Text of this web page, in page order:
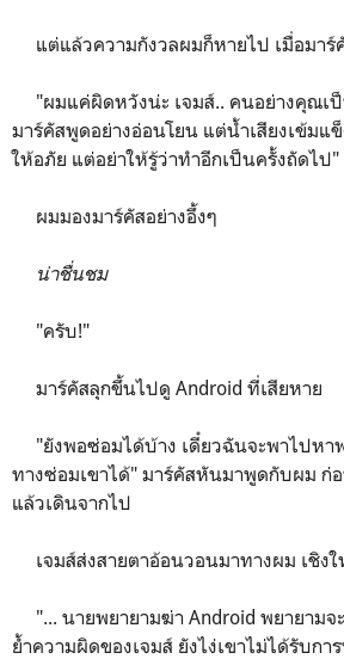
แต่แล้วความกังวลผมก็หายไป เมื่อมาร์
"ผมแค่ผิดหวังน่ะ เจมส์.. คนอย่างคุณเ
มาร์คัสพูดอย่างอ่อนโยน แต่น้ำเสียงเข้มแ
ให้อภัย แต่อย่าให้รู้ว่าทำอีกเป็นครั้งถัดไป"
ผมมองมาร์คัสอย่างอึ้งๆ
น่าชื่นชม
"ครับ!"
มาร์คัสลุกขึ้นไปดู Android ที่เสียหาย
"ยังพอซ่อมได้บ้าง เดี๋ยวฉันจะพาไปหา
ทางซ่อมเขาได้" มาร์คัสหันมาพูดกับผม ก่
แล้วเดินจากไป
เจมส์ส่งสายตาอ้อนวอนมาทางผม เชิง
"... นายพยายามฆ่า Android พยายามจ
ย้ำความผิดของเจมส์ ยังไง่เขาไม่ได้รับกา